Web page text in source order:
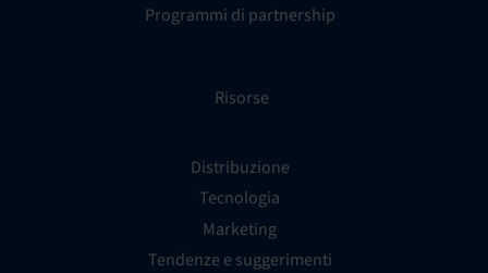
Programmi di partnership
Risorse
Distribuzione
Tecnologia
Marketing
Tendenze e suggerimenti